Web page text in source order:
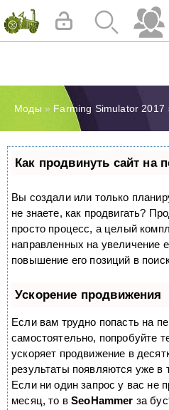
Моды » Farming Simulator 2017
Как продвинуть сайт на
Вы создали или только
не знаете, как продвигать?
просто процесс, а целый
направленных на увеличение
повышение его позиций в
Ускорение продвижения
Если вам трудно попасть на
самостоятельно, попробуйте
ускоряет продвижение в
результаты появляются уже в
Если ни один запрос у вас не
месяц, то вSeoHammer за